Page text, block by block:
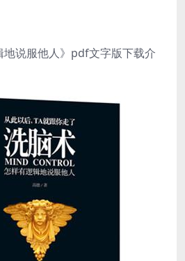
地说服他人》pdf文字版下载介